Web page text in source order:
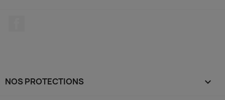
NOS PROTECTIONS 